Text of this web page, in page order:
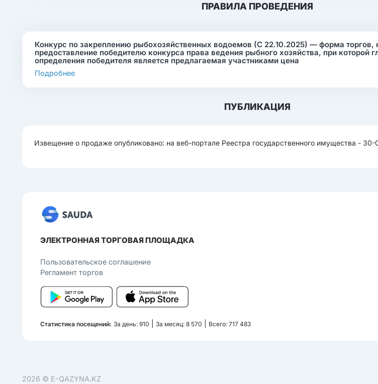
ПРАВИЛА ПРОВЕДЕНИЯ
Конкурс по закреплению рыбохозяйственных водоемов (С 22.10.2025) — форма торгов,
предоставление победителю конкурса права ведения рыбного хозяйства, при которой
определения победителя является предлагаемая участниками цена
Подробнее
ПУБЛИКАЦИЯ
Извещение о продаже опубликовано: на веб-портале Реестра государственного имущества -
ЭЛЕКТРОННАЯ ТОРГОВАЯ ПЛОЩАДКА
Пользовательcкое соглашение
Регламент торгов
Статистика посещений: За день: 910 За месяц: 8 570 Всего: 717 483
2026 © E-QAZYNA.KZ